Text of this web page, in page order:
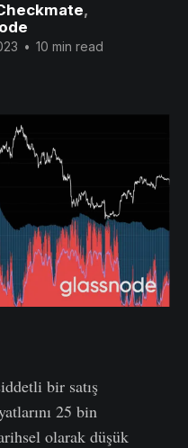
,
• 10 min read
bir satış
25 bin
olarak düşük